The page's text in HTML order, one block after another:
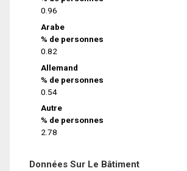
0.96
Arabe
% de personnes
0.82
Allemand
% de personnes
0.54
Autre
% de personnes
2.78
Données Sur Le Bâtiment